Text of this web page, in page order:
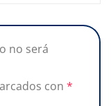
no será
con *